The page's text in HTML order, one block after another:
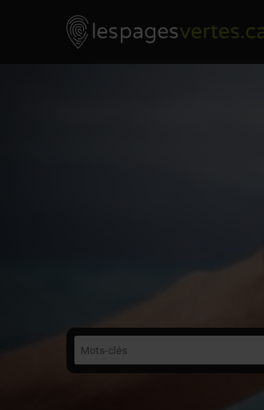
Skip to contentLes Pages Vertes - Go to homepage